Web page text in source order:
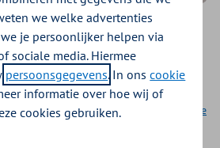
achter
Een artikel als onderdeel van
Zorg dat je
we welke advertenties
je persoonlijker helpen via
sociale media. Hiermee
persoonsgegevens. In onscookie
informatie over hoe wij of
cookies gebruiken.